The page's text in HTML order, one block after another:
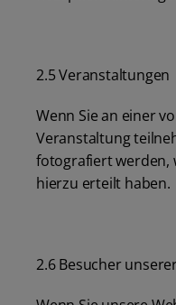
2.5 Veranstaltungen
Wenn Sie an einer
Veranstaltung
fotografiert werden,
hierzu erteilt haben.
2.6 Besucher